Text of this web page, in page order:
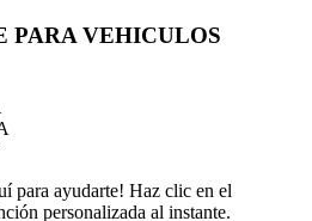
PARA VEHICULOS
para ayudarte! Haz clic en el
personalizada al instante.